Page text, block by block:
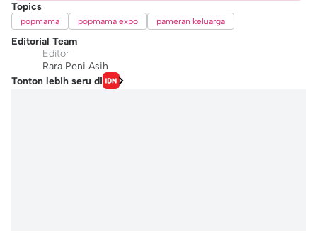
Topics
popmama popmama expo pameran keluarga
Editorial Team
Editor
Rara Peni Asih
Tonton lebih seru di